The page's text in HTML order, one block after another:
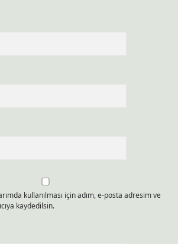
kullanılması için adım, e-posta adresim ve
kaydedilsin.